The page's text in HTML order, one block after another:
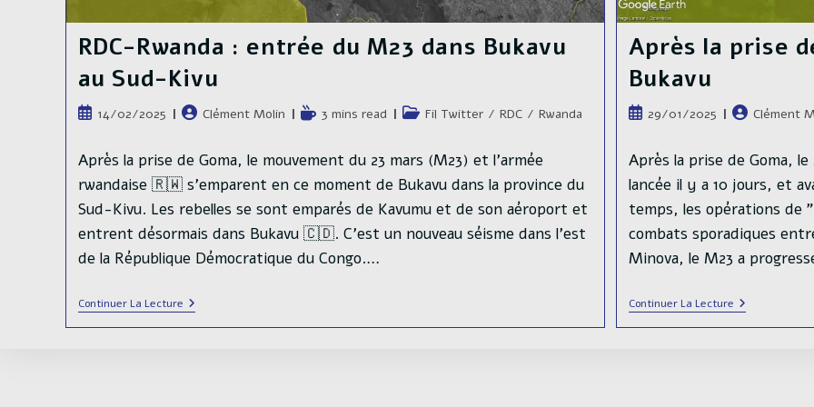
RDC-Rwanda : entrée du M23 dans Bukavu
au Sud-Kivu
Publication
14/02/2025
Auteur/autrice
la
publication :
Clément Molin
Temps
lecture :
3 mins read
PostFil Twitter / RDC / Rwanda
Après la prise de Goma, le mouvement du 23 mars (M23) et l'armée
rwandaise 🇷🇼 s'emparent en ce moment de Bukavu dans la province du
Sud-Kivu. Les rebelles se sont emparés de Kavumu et de son aéroport et
entrent désormais dans Bukavu 🇨🇩. C'est un nouveau séisme dans l'est
de la République Démocratique du Congo.…
Continuer La LectureRDC-
Rwanda
:
Après la prise
Bukavu
Publication
29/01/2025
Auteur/
la
publication :
Clément
Après la prise de Goma,
lancée il y a 10 jours, et
temps, les opérations de
combats sporadiques
Minova, le M23 a
Continuer La LectureAprès
La
Prise